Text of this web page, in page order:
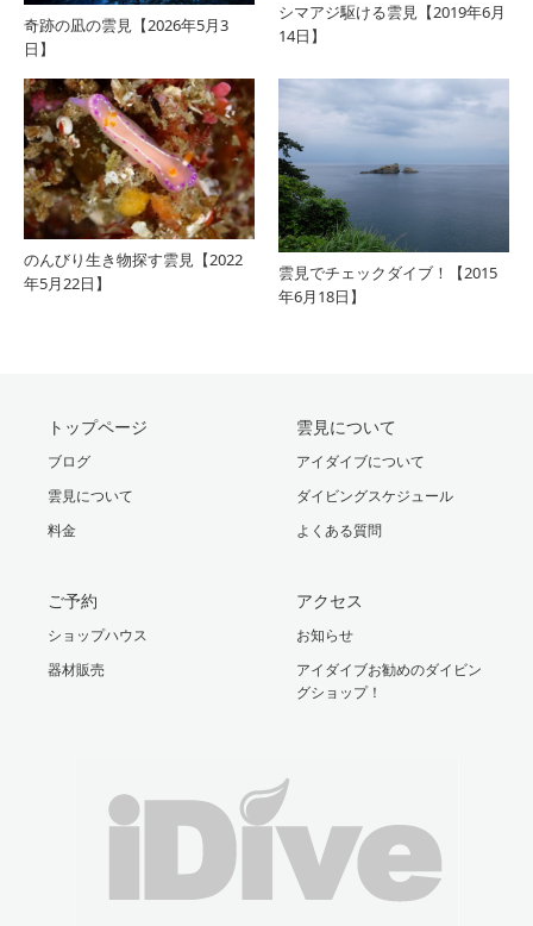
奇跡の凪の雲見【2026年5月3
日】
シマアジ駆ける雲見【2019年6月
14日】
のんびり生き物探す雲見【2022
年5月22日】
雲見でチェックダイブ！【2015
年6月18日】
トップページ
ブログ
雲見について
料金
雲見について
アイダイブについて
ダイビングスケジュール
よくある質問
ご予約
ショップハウス
器材販売
アクセス
お知らせ
アイダイブお勧めのダイビン
グショップ！